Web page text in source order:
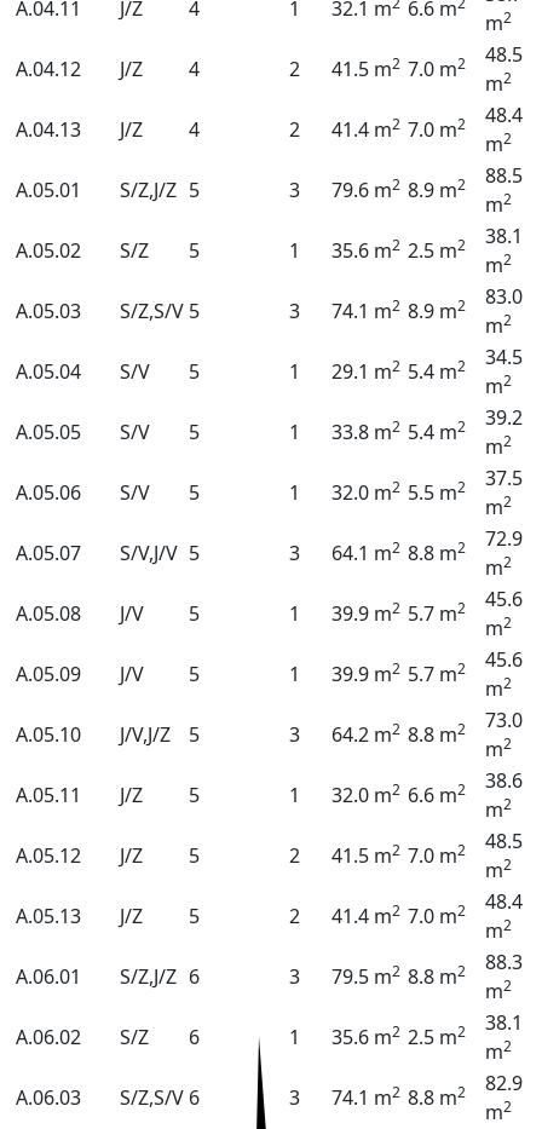
A.04.11 J/Z 4 1 32.1 m 6.6 m
m2
A.04.12 J/Z 4 2 41.5 m2 7.0 m2
48.5
m2
A.04.13 J/Z 4 2 41.4 m2 7.0 m2
48.4
m2
A.05.01 S/Z,J/Z 5 3 79.6 m2 8.9 m2
88.5
m2
A.05.02 S/Z 5 1 35.6 m2 2.5 m2
38.1
m2
A.05.03 S/Z,S/V 5 3 74.1 m2 8.9 m2
83.0
m2
A.05.04 S/V 5 1 29.1 m2 5.4 m2
34.5
m2
A.05.05 S/V 5 1 33.8 m2 5.4 m2
39.2
m2
A.05.06 S/V 5 1 32.0 m2 5.5 m2
37.5
m2
A.05.07 S/V,J/V 5 3 64.1 m2 8.8 m2
72.9
m2
A.05.08 J/V 5 1 39.9 m2 5.7 m2
45.6
m2
A.05.09 J/V 5 1 39.9 m2 5.7 m2
45.6
m2
A.05.10 J/V,J/Z 5 3 64.2 m2 8.8 m2
73.0
m2
A.05.11 J/Z 5 1 32.0 m2 6.6 m2
38.6
m2
A.05.12 J/Z 5 2 41.5 m2 7.0 m2
48.5
m2
A.05.13 J/Z 5 2 41.4 m2 7.0 m2
48.4
m2
A.06.01 S/Z,J/Z 6 3 79.5 m2 8.8 m2
88.3
m2
A.06.02 S/Z 6 1 35.6 m2 2.5 m2
38.1
m2
A.06.03 S/Z,S/V 6 3 74.1 m2 8.8 m2
82.9
m2